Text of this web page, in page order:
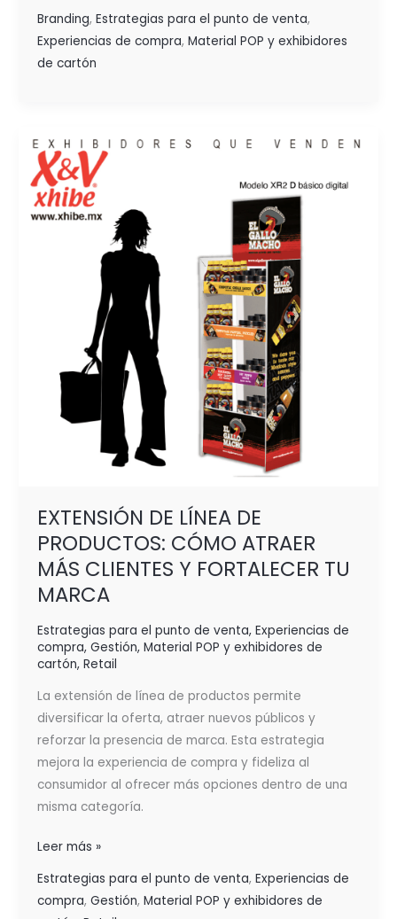
Branding, Estrategias para el punto de venta,
Experiencias de compra, Material POP y exhibidores
de cartón
EXTENSIÓN DE LÍNEA DE
PRODUCTOS: CÓMO ATRAER
MÁS CLIENTES Y FORTALECER TU
MARCA
Estrategias para el punto de venta, Experiencias de
compra, Gestión, Material POP y exhibidores de
cartón, Retail
La extensión de línea de productos permite
diversificar la oferta, atraer nuevos públicos y
reforzar la presencia de marca. Esta estrategia
mejora la experiencia de compra y fideliza al
consumidor al ofrecer más opciones dentro de una
misma categoría.
EXTENSIÓN
DE
LÍNEA
DE
PRODUCTOS:
FORTALECER
MARCA
Leer más »
Estrategias para el punto de venta, Experiencias de
compra, Gestión, Material POP y exhibidores de